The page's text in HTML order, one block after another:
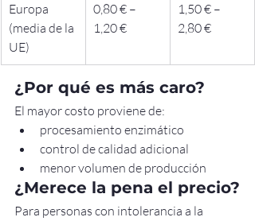
Europa
(media de la
UE)
0,80 € –
1,20 €
1,50 € –
2,80 €
¿Por qué es más caro?
El mayor costo proviene de:
procesamiento enzimático
control de calidad adicional
menor volumen de producción
¿Merece la pena el precio?
Para personas con intolerancia a la